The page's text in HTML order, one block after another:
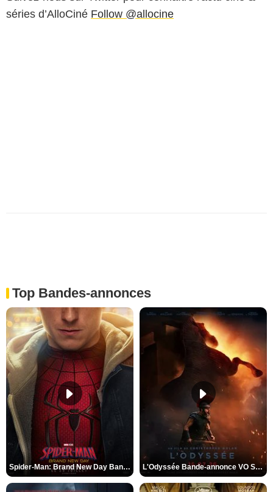
séries d’AlloCiné Follow @allocine
Top Bandes-annonces
Spider-Man: Brand New Day Bande-annonce VO STFR L'Odyssée Bande-annonce VO STFR